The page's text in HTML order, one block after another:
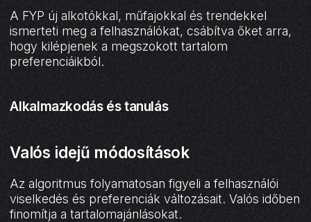
A FYP új alkotókkal, műfajokkal és trendekkel
ismerteti meg a felhasználókat, csábítva őket arra,
hogy kilépjenek a megszokott tartalom
preferenciáikból.
Alkalmazkodás és tanulás
Valós idejű módosítások
Az algoritmus folyamatosan figyeli a felhasználói
viselkedés és preferenciák változásait. Valós időben
finomítja a tartalomajánlásokat.